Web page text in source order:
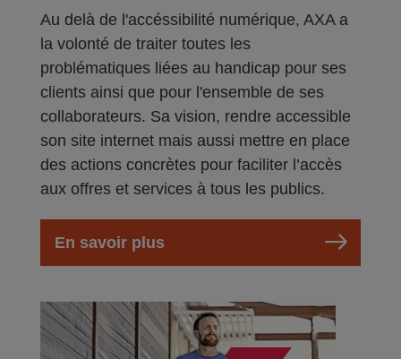
Au delà de l'accéssibilité numérique, AXA a
la volonté de traiter toutes les
problématiques liées au handicap pour ses
clients ainsi que pour l'ensemble de ses
collaborateurs. Sa vision, rendre accessible
son site internet mais aussi mettre en place
des actions concrètes pour faciliter l’accès
aux offres et services à tous les publics.
En savoir plus